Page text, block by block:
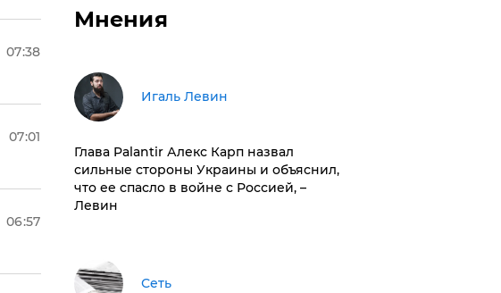
07:38
07:01
06:57
Мнения
Игаль Левин
Глава Palantir Алекс Карп назвал
сильные стороны Украины и объяснил,
что ее спасло в войне с Россией, –
Левин
Сеть